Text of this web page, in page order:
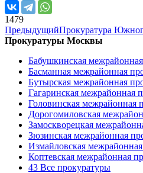
1479
ПредыдущийПрокуратура
Прокуратуры Москвы
Бабушкинская
Басманная межрайонная
Бутырская межрайонная
Гагаринская межрайонная
Головинская межрайонная
Дорогомиловская
Замоскворецкая
Зюзинская межрайонная
Измайловская
Коптевская межрайонная
43 Все прокуратуры